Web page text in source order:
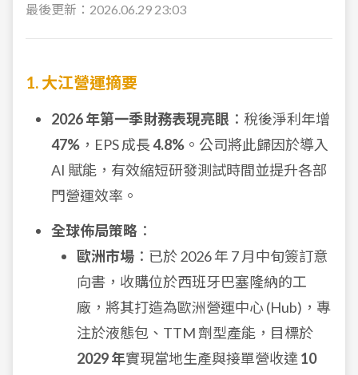
最後更新： 2026.06.29 23:03
1. 大江營運摘要
2026 年第一季財務表現亮眼 ：稅後淨利年增
47% ，EPS 成長4.8% 。公司將此歸因於導入
AI 賦能，有效縮短研發測試時間並提升各部
門營運效率。
全球佈局策略 ：
歐洲市場 ：已於 2026 年 7 月中旬簽訂意
向書，收購位於西班牙巴塞隆納的工
廠，將其打造為歐洲營運中心 (Hub)，專
注於液態包、TTM 劑型產能，目標於
2029 年實現當地生產與接單營收達 10